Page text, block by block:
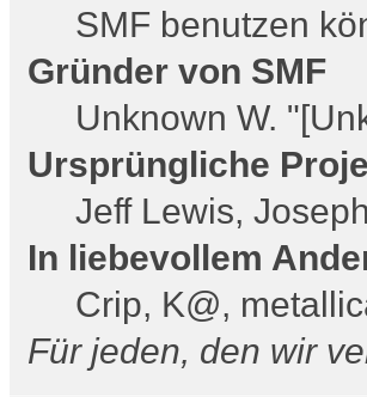
SMF benutzen
Gründer von SMF
Unknown W.
Ursprüngliche
Jeff Lewis,
In liebevollem
Crip, K@,
Für jeden, den wir